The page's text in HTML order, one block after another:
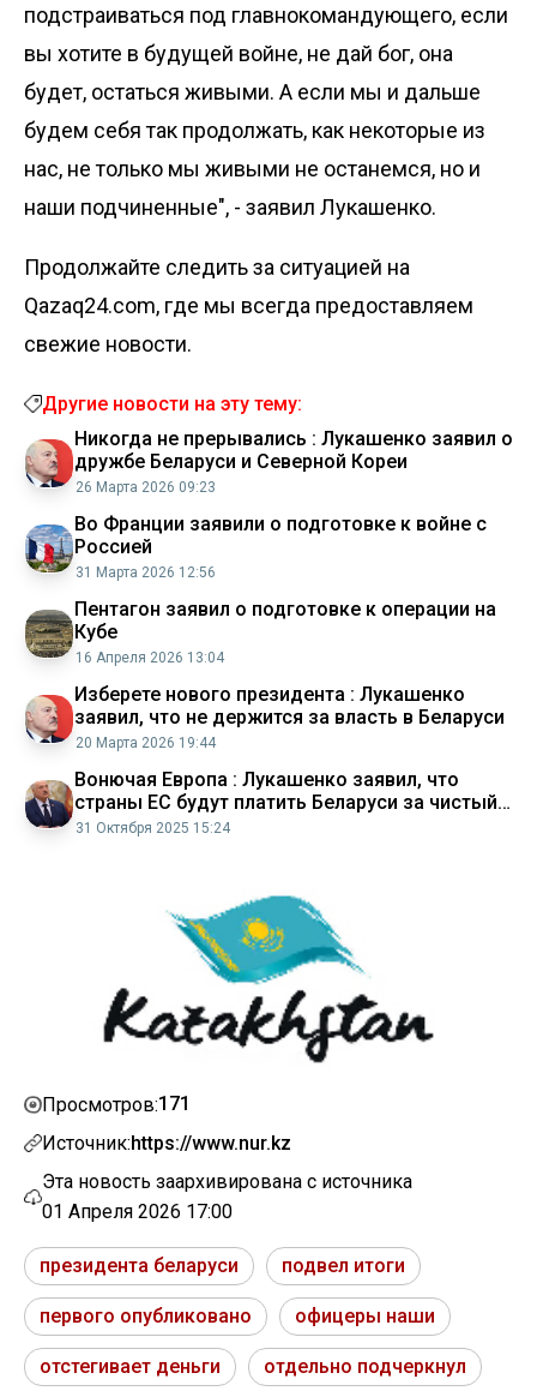
подстраиваться под главнокомандующего, если
вы хотите в будущей войне, не дай бог, она
будет, остаться живыми. А если мы и дальше
будем себя так продолжать, как некоторые из
нас, не только мы живыми не останемся, но и
наши подчиненные", - заявил Лукашенко.
Продолжайте следить за ситуацией на
Qazaq24.com, где мы всегда предоставляем
свежие новости.
Другие новости на эту тему:
Никогда не прерывались : Лукашенко заявил о
дружбе Беларуси и Северной Кореи
26 Марта 2026 09:23
Во Франции заявили о подготовке к войне с
Россией
31 Марта 2026 12:56
Пентагон заявил о подготовке к операции на
Кубе
16 Апреля 2026 13:04
Изберете нового президента : Лукашенко
заявил, что не держится за власть в Беларуси
20 Марта 2026 19:44
Вонючая Европа : Лукашенко заявил, что
страны ЕС будут платить Беларуси за чистый
воздух
31 Октября 2025 15:24
Просмотров:171
Источник:https://www.nur.kz
Эта новость заархивирована с источника
01 Апреля 2026 17:00
президента беларуси подвел итоги
первого опубликовано офицеры наши
отстегивает деньги отдельно подчеркнул